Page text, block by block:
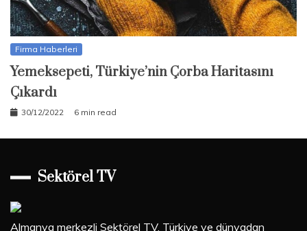
Firma Haberleri
Yemeksepeti, Türkiye’nin Çorba Haritasını
Çıkardı
30/12/2022 6 min read
Sektörel TV
Almanya merkezli Sektörel TV, Türkiye ve dünyadan